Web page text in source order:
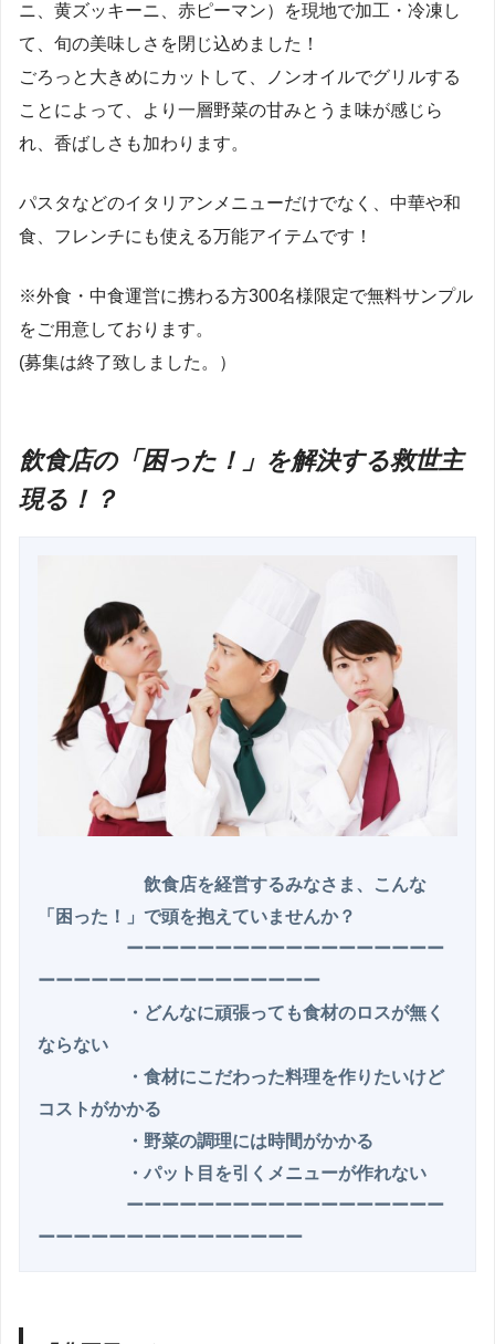
ニ、黄ズッキーニ、赤ピーマン）を現地で加工・冷凍し
て、旬の美味しさを閉じ込めました！
ごろっと大きめにカットして、ノンオイルでグリルする
ことによって、より一層野菜の甘みとうま味が感じら
れ、香ばしさも加わります。
パスタなどのイタリアンメニューだけでなく、中華や和
食、フレンチにも使える万能アイテムです！
※外食・中食運営に携わる方300名様限定で無料サンプル
をご用意しております。
(募集は終了致しました。）
飲食店の「困った！」を解決する救世主
現る！？
飲食店を経営するみなさま、こんな
「困った！」で頭を抱えていませんか？
ーーーーーーーーーーーーーーーーーー
・どんなに頑張っても食材のロスが無く
ならない
・食材にこだわった料理を作りたいけど
コストがかかる
・野菜の調理には時間がかかる
・パット目を引くメニューが作れない
ーーーーーーーーーーーーーーーーーー